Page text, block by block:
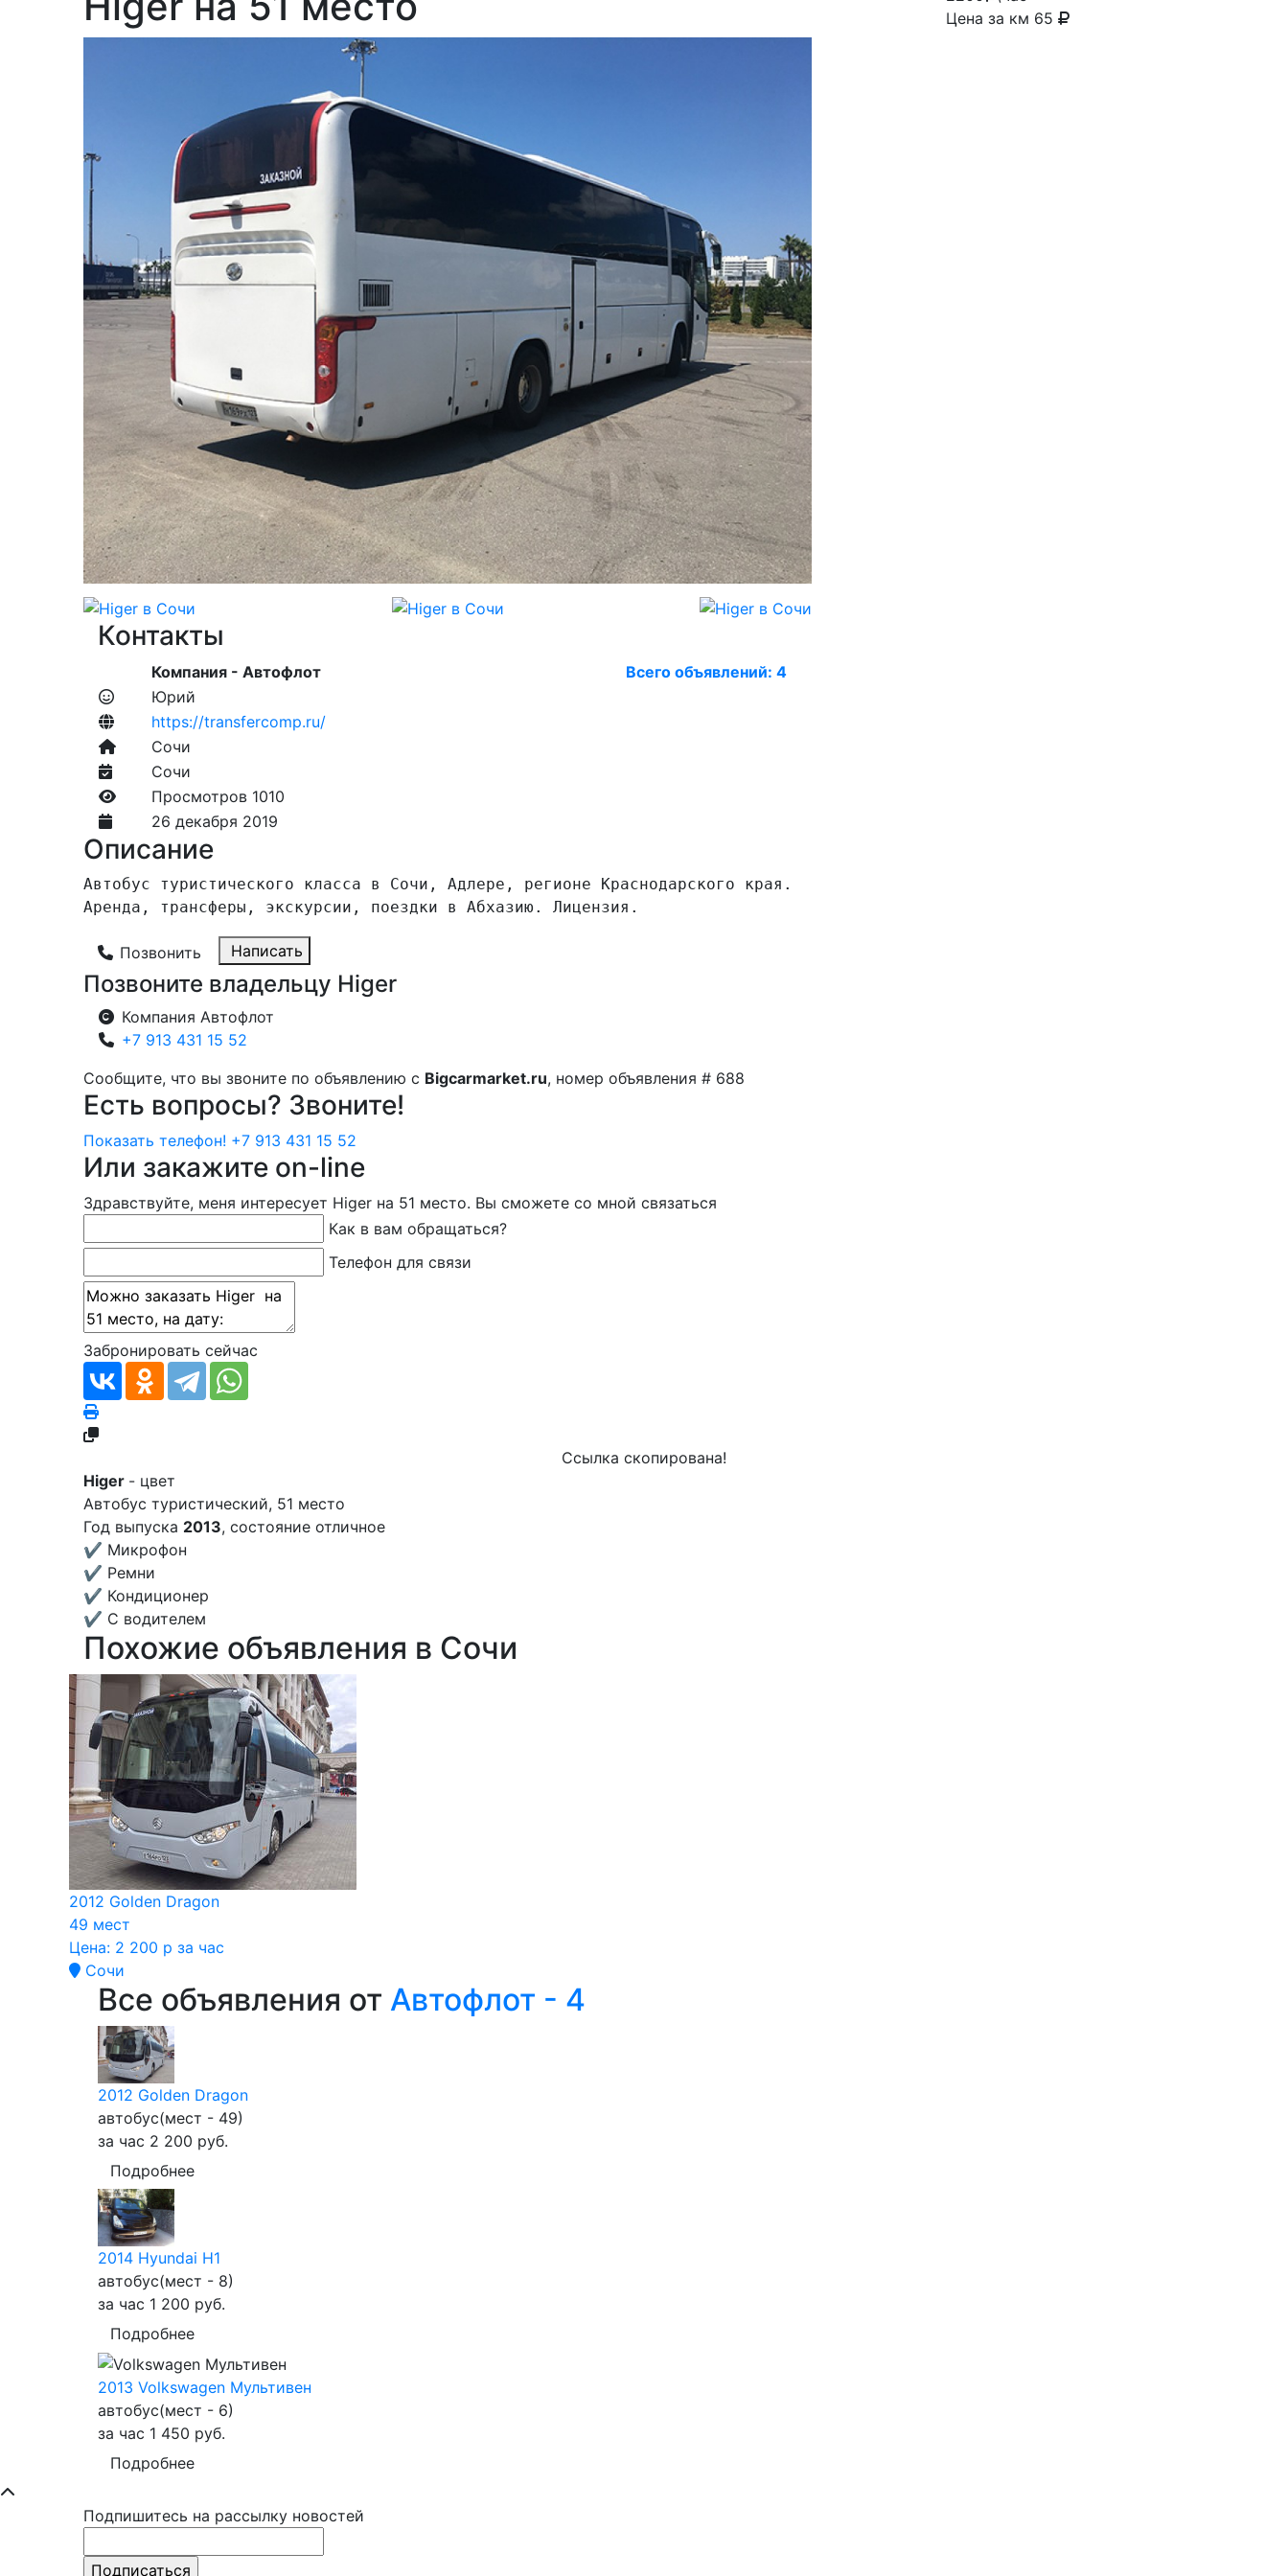
Цена за км 65
Контакты
Компания - Автофлот Всего объявлений: 4
Юрий
https://transfercomp.ru/
Сочи
Сочи
Просмотров 1010
26 декабря 2019
Описание
Автобус туристического класса в Сочи, Адлере, регионе Краснодарского края.
Аренда, трансферы, экскурсии, поездки в Абхазию. Лицензия.
Позвонить Написать
Позвоните владельцу Higer
Компания Автофлот
+7 913 431 15 52
Сообщите, что вы звоните по объявлению с Bigcarmarket.ru, номер объявления # 688
Есть вопросы? Звоните!
Показать телефон! +7 913 431 15 52
Или закажите on-line
Здравствуйте, меня интересует Higer на 51 место. Вы сможете со мной связаться
Как в вам обращаться?
Телефон для связи
Забронировать сейчас
Ссылка скопирована!
Higer - цвет
Автобус туристический, 51 место
Год выпуска 2013, состояние отличное
✔ Микрофон
✔ Ремни
✔ Кондиционер
✔ С водителем
Похожие объявления в Сочи
2012 Golden Dragon
49 мест
Цена: 2 200 р за час
Сочи
Все объявления от Автофлот - 4
2012 Golden Dragon
автобус(мест - 49)
за час 2 200 руб.
Подробнее
2014 Hyundai Н1
автобус(мест - 8)
за час 1 200 руб.
Подробнее
2013 Volkswagen Мультивен
автобус(мест - 6)
за час 1 450 руб.
Подробнее
Подпишитесь на рассылку новостей